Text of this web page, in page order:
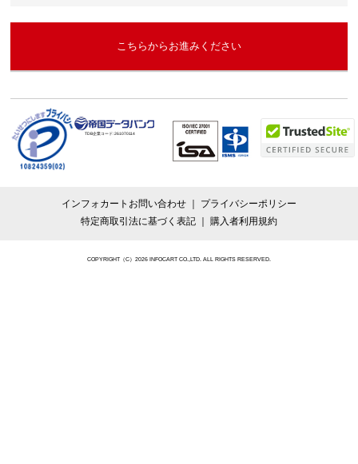
こちらからお進みください
TDB企業コード:261070114
インフォカートお問い合わせ
プライバシーポリシー
特定商取引法に基づく表記
購入者利用規約
COPYRIGHT（C）2026 INFOCART CO.,LTD. ALL RIGHTS RESERVED.